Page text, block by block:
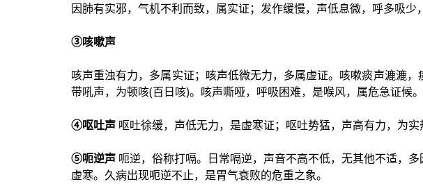
因肺有实邪，气机不利而致，属实证；发作缓慢，声低息微，呼多吸
③咳嗽声
咳声重浊有力，多属实证；咳声低微无力，多属虚证。咳嗽痰声漉漉
带吼声，为顿咳(百日咳)。咳声嘶哑，呼吸困难，是喉风，属危急证候。
④呕吐声 呕吐徐缓，声低无力，是虚寒证；呕吐势猛，声高有力，为实
⑤呃逆声 呃逆，俗称打嗝。日常嗝逆，声音不高不低，无其他不适，
虚寒。久病出现呃逆不止，是胃气衰败的危重之象。